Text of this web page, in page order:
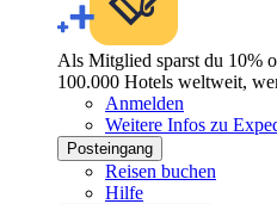
Als Mitglied sparst du 10%
100.000 Hotels weltweit,
Anmelden
Weitere Infos zu
Posteingang
Reisen buchen
Hilfe